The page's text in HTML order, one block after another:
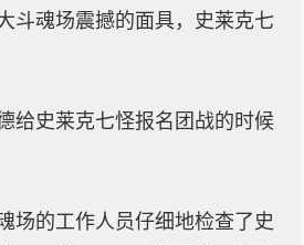
斗魂场震撼的面具，史莱克七
给史莱克七怪报名团战的时候
场的工作人员仔细地检查了史